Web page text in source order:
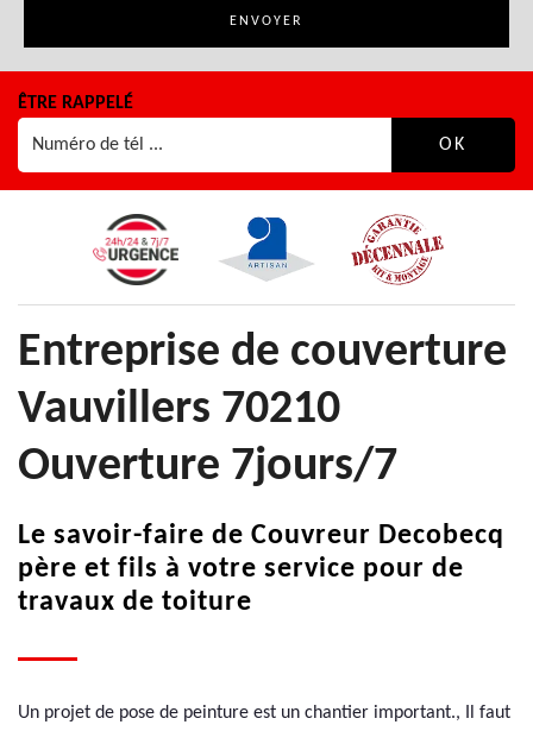
ÊTRE RAPPELÉ
Entreprise de couverture
Vauvillers 70210
Ouverture 7jours/7
Le savoir-faire de Couvreur Decobecq
père et fils à votre service pour de
travaux de toiture
Un projet de pose de peinture est un chantier important., Il faut